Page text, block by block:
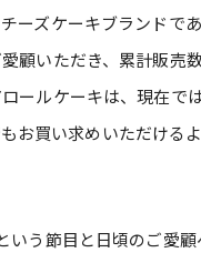
ーズケーキブランドで
顧いただき、累計販売
ールケーキは、現在で
お買い求めいただける
いう節目と日頃のご愛